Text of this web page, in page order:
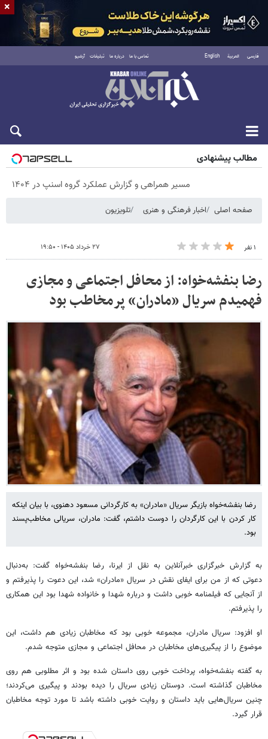
فارسی العربية English تماس با ما درباره ما تبلیغات آرشیو
پنجشنبه ۱۵ مرداد ۱۴۰۵
مطالب پیشنهادی
مسیر همراهی و گزارش عملکرد گروه اسنپ در ۱۴۰۴
صفحه اصلی اخبار فرهنگی و هنری تلویزیون
۱ نفر ۲۷ خرداد ۱۴۰۵ - ۱۹:۵۰
رضا بنفشه‌خواه: از محافل اجتماعی و مجازی
فهمیدم سریال «مادران» پرمخاطب بود
رضا بنفشه‌خواه بازیگر سریال «مادران» به کارگردانی مسعود دهنوی، با بیان اینکه
کار کردن با این کارگردان را دوست داشتم، گفت: مادران، سریالی مخاطب‌پسند
بود.
به گزارش خبرگزاری خبرآنلاین به نقل از ایرنا، رضا بنفشه‌خواه گفت: به‌دنبال
دعوتی که از من برای ایفای نقش در سریال «مادران» شد، این دعوت را پذیرفتم و
از آنجایی که فیلمنامه خوبی داشت و درباره شهدا و خانواده شهدا بود این همکاری
را پذیرفتم.
او افزود: سریال مادران، مجموعه خوبی بود که مخاطبان زیادی هم داشت، این
موضوع را از پیگیری‌های مخاطبان در محافل اجتماعی و مجازی متوجه شدم.
به گفته بنفشه‌خواه، پرداخت خوبی روی داستان شده بود و اثر مطلوبی هم روی
مخاطبان گذاشته است. دوستان زیادی سریال را دیده بودند و پیگیری می‌کردند؛
چنین سریال‌هایی باید داستان و روایت خوبی داشته باشد تا مورد توجه مخاطبان
قرار گیرد.
×